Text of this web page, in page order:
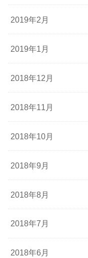
2019年2月
2019年1月
2018年12月
2018年11月
2018年10月
2018年9月
2018年8月
2018年7月
2018年6月